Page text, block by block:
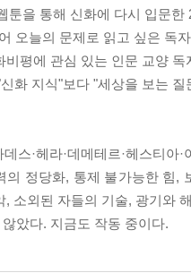
툰을 통해 신화에 다시 입문한
오늘의 문제로 읽고 싶은 독자
비평에 관심 있는 인문 교양 독
화 지식"보다 "세상을 보는
데스·헤라·데메테르·헤스티
의 정당화, 통제 불가능한 힘,
, 소외된 자들의 기술, 광기와
았다. 지금도 작동 중이다.